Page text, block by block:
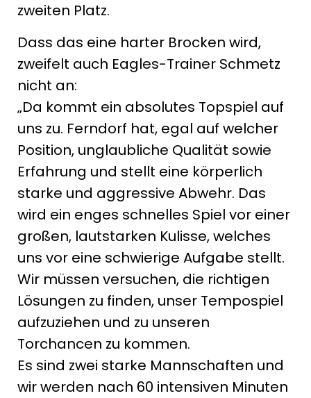
zweiten Platz.
Dass das eine harter Brocken wird,
zweifelt auch Eagles-Trainer Schmetz
nicht an:
„Da kommt ein absolutes Topspiel auf
uns zu. Ferndorf hat, egal auf welcher
Position, unglaubliche Qualität sowie
Erfahrung und stellt eine körperlich
starke und aggressive Abwehr. Das
wird ein enges schnelles Spiel vor einer
großen, lautstarken Kulisse, welches
uns vor eine schwierige Aufgabe stellt.
Wir müssen versuchen, die richtigen
Lösungen zu finden, unser Tempospiel
aufzuziehen und zu unseren
Torchancen zu kommen.
Es sind zwei starke Mannschaften und
wir werden nach 60 intensiven Minuten